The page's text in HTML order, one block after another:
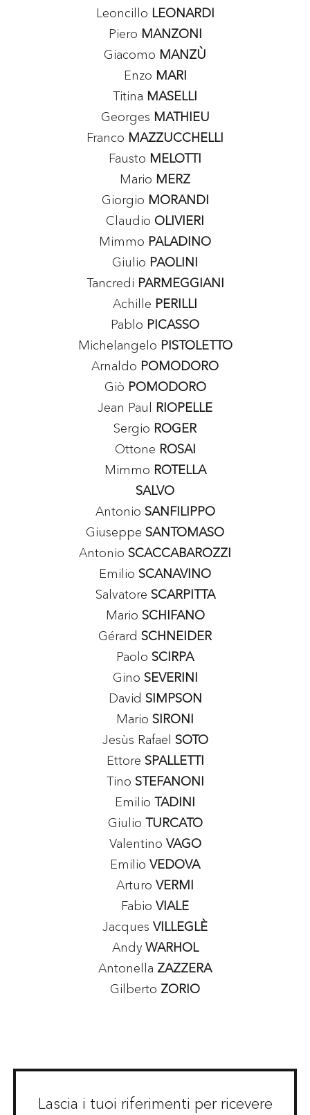
Leoncillo LEONARDI
Piero MANZONI
Giacomo MANZÙ
Enzo MARI
Titina MASELLI
Georges MATHIEU
Franco MAZZUCCHELLI
Fausto MELOTTI
Mario MERZ
Giorgio MORANDI
Claudio OLIVIERI
Mimmo PALADINO
Giulio PAOLINI
Tancredi PARMEGGIANI
Achille PERILLI
Pablo PICASSO
Michelangelo PISTOLETTO
Arnaldo POMODORO
Giò POMODORO
Jean Paul RIOPELLE
Sergio ROGER
Ottone ROSAI
Mimmo ROTELLA
SALVO
Antonio SANFILIPPO
Giuseppe SANTOMASO
Antonio SCACCABAROZZI
Emilio SCANAVINO
Salvatore SCARPITTA
Mario SCHIFANO
Gérard SCHNEIDER
Paolo SCIRPA
Gino SEVERINI
David SIMPSON
Mario SIRONI
Jesùs Rafael SOTO
Ettore SPALLETTI
Tino STEFANONI
Emilio TADINI
Giulio TURCATO
Valentino VAGO
Emilio VEDOVA
Arturo VERMI
Fabio VIALE
Jacques VILLEGLÈ
Andy WARHOL
Antonella ZAZZERA
Gilberto ZORIO
Lascia i tuoi riferimenti per ricevere